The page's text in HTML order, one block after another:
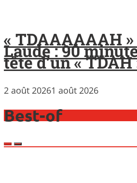
« TDAAAAAAH
Laude : 90
tête d’un « TDAH
2 août 20261 août 2026
Best-of